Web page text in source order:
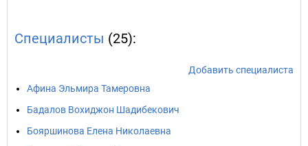
Специалисты (25):
Добавить специалиста
Афина Эльмира Тамеровна
Бадалов Вохиджон Шадибекович
Бояршинова Елена Николаевна